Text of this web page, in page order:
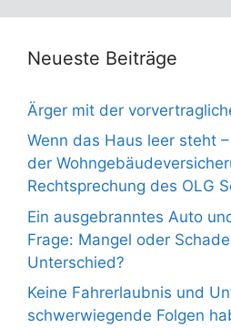
Neueste Beiträge
Ärger mit der
Wenn das Haus leer steht
der
Rechtsprechung des OLG
Ein ausgebranntes Auto
Frage: Mangel oder
Unterschied?
Keine Fahrerlaubnis und
schwerwiegende Folgen